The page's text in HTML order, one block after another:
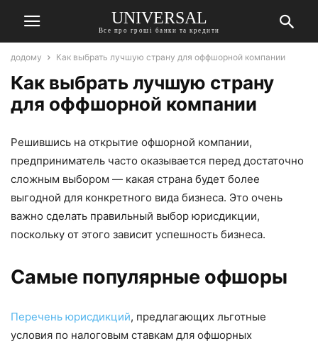
UNIVERSAL
Все про гроші банки та кредити
додому Как выбрать лучшую страну для оффшорной компании
Как выбрать лучшую страну
для оффшорной компании
Решившись на открытие офшорной компании,
предприниматель часто оказывается перед достаточно
сложным выбором — какая страна будет более
выгодной для конкретного вида бизнеса. Это очень
важно сделать правильный выбор юрисдикции,
поскольку от этого зависит успешность бизнеса.
Самые популярные офшоры
Перечень юрисдикций, предлагающих льготные
условия по налоговым ставкам для офшорных